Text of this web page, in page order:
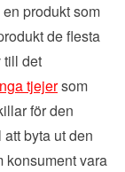
produkt som
de flesta
till det
tjejersom
för den
byta ut den
konsument vara